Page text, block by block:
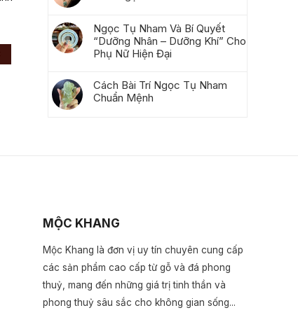
Ngọc Tụ Nham Và Bí Quyết
“Dưỡng Nhân – Dưỡng Khí” Cho
Phụ Nữ Hiện Đại
Cách Bài Trí Ngọc Tụ Nham
Chuẩn Mệnh
MỘC KHANG
Mộc Khang là đơn vị uy tín chuyên cung cấp
các sản phẩm cao cấp từ gỗ và đá phong
thuỷ, mang đến những giá trị tinh thần và
phong thuỷ sâu sắc cho không gian sống...